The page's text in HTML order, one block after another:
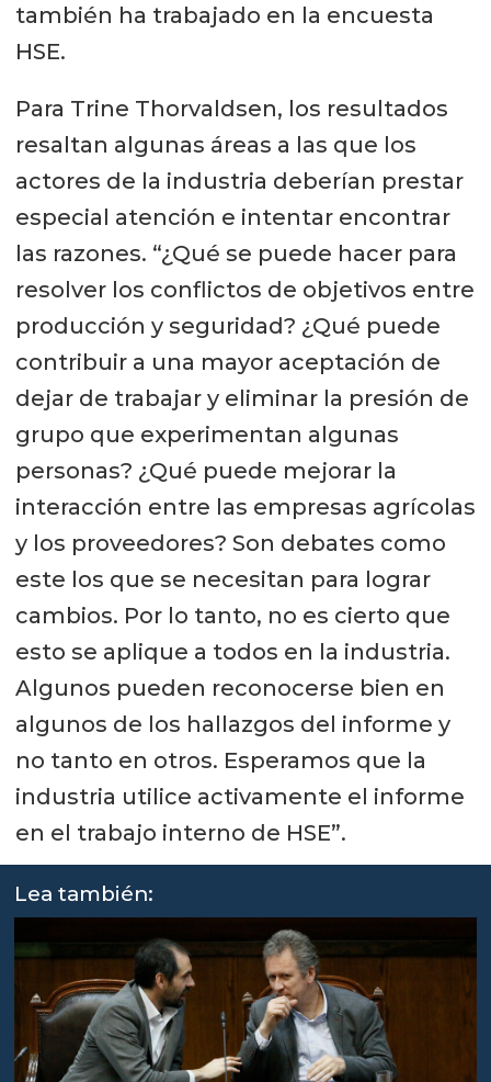
también ha trabajado en la encuesta
HSE.
Para Trine Thorvaldsen, los resultados
resaltan algunas áreas a las que los
actores de la industria deberían prestar
especial atención e intentar encontrar
las razones. “¿Qué se puede hacer para
resolver los conflictos de objetivos entre
producción y seguridad? ¿Qué puede
contribuir a una mayor aceptación de
dejar de trabajar y eliminar la presión de
grupo que experimentan algunas
personas? ¿Qué puede mejorar la
interacción entre las empresas agrícolas
y los proveedores? Son debates como
este los que se necesitan para lograr
cambios. Por lo tanto, no es cierto que
esto se aplique a todos en la industria.
Algunos pueden reconocerse bien en
algunos de los hallazgos del informe y
no tanto en otros. Esperamos que la
industria utilice activamente el informe
en el trabajo interno de HSE”.
Lea también: